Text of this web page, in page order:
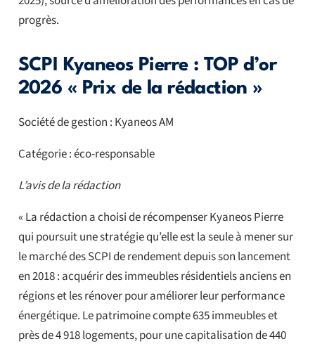
progrès.
SCPI Kyaneos Pierre : TOP d’or
2026 « Prix de la rédaction »
Société de gestion : Kyaneos AM
Catégorie : éco-responsable
L’avis de la rédaction
« La rédaction a choisi de récompenser Kyaneos Pierre
qui poursuit une stratégie qu’elle est la seule à mener sur
le marché des SCPI de rendement depuis son lancement
en 2018 : acquérir des immeubles résidentiels anciens en
régions et les rénover pour améliorer leur performance
énergétique. Le patrimoine compte 635 immeubles et
près de 4 918 logements, pour une capitalisation de 440